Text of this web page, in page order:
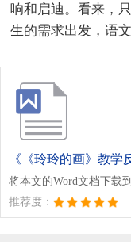
响和启迪。看来，
生的需求出发，语
《《玲玲的画》教学
将本文的Word文档下载
推荐度：